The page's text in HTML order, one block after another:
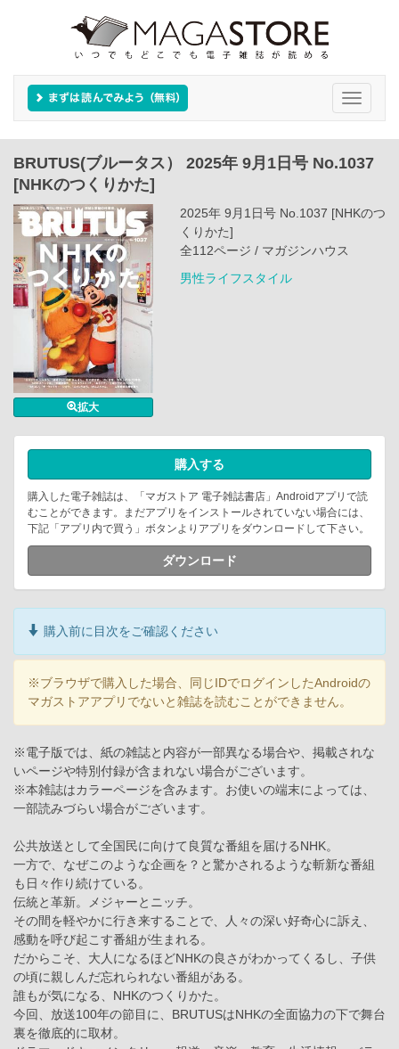
Toggle
BRUTUS(ブルータス） 2025年 9月1日号 No.1037
[NHKのつくりかた]
拡大
2025年 9月1日号 No.1037 [NHKのつ
くりかた]
全112ページ / マガジンハウス
男性ライフスタイル
購入する
購入した電子雑誌は、「マガストア 電子雑誌書店」Androidアプリで読
むことができます。まだアプリをインストールされていない場合には、
下記「アプリ内で買う」ボタンよりアプリをダウンロードして下さい。
ダウンロード
購入前に目次をご確認ください
※ブラウザで購入した場合、同じIDでログインしたAndroidの
マガストアアプリでないと雑誌を読むことができません。
※電子版では、紙の雑誌と内容が一部異なる場合や、掲載されな
いページや特別付録が含まれない場合がございます。
※本雑誌はカラーページを含みます。お使いの端末によっては、
一部読みづらい場合がございます。
公共放送として全国民に向けて良質な番組を届けるNHK。
一方で、なぜこのような企画を？と驚かされるような斬新な番組
も日々作り続けている。
伝統と革新。メジャーとニッチ。
その間を軽やかに行き来することで、人々の深い好奇心に訴え、
感動を呼び起こす番組が生まれる。
だからこそ、大人になるほどNHKの良さがわかってくるし、子供
の頃に親しんだ忘れられない番組がある。
誰もが気になる、NHKのつくりかた。
今回、放送100年の節目に、BRUTUSはNHKの全面協力の下で舞台
裏を徹底的に取材。